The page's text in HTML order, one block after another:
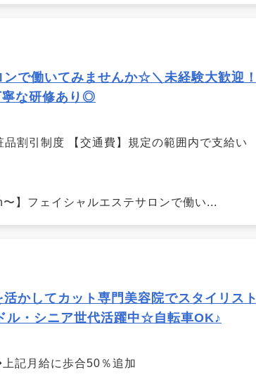
で働いてみませんか☆＼未経験大歓迎！
寧な研修あり◎
割引制度 【交通費】規定の範囲内で支給い
】フェイシャルエステサロンで働い...
かしてカット専門美容院でスタイリスト
ル・シニア世代活躍中☆自転車OK♪
記月給に歩合50％追加